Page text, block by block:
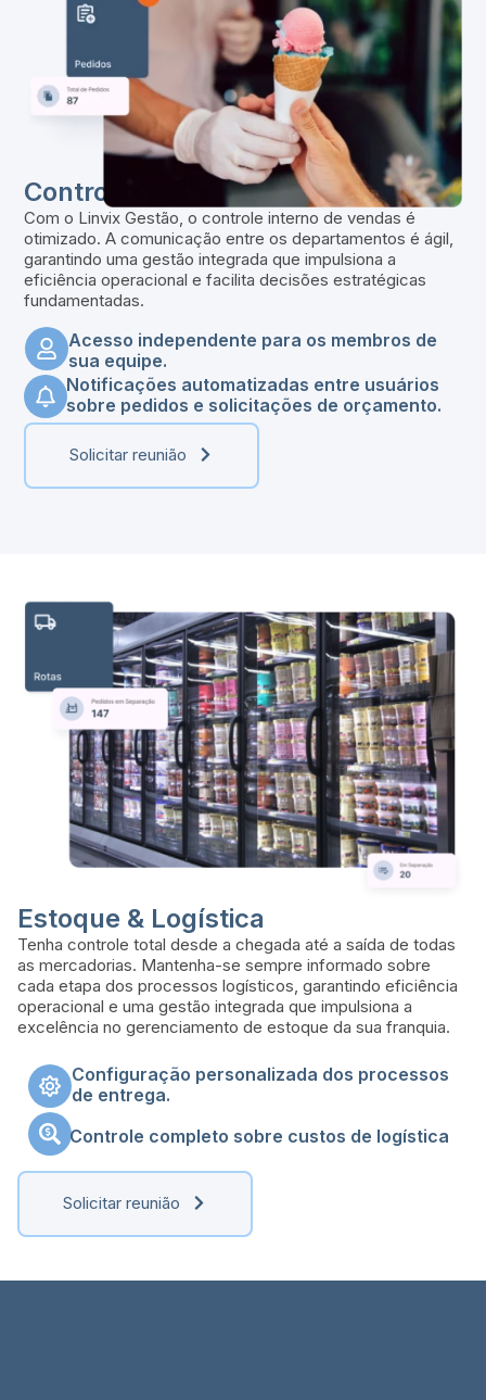
Controle interno de vendas
Com o Linvix Gestão, o controle interno de vendas é
otimizado. A comunicação entre os departamentos é ágil,
garantindo uma gestão integrada que impulsiona a
eficiência operacional e facilita decisões estratégicas
fundamentadas.
Acesso independente para os membros de
sua equipe.
Notificações automatizadas entre usuários
sobre pedidos e solicitações de orçamento.
Solicitar reunião
Estoque & Logística
Tenha controle total desde a chegada até a saída de todas
as mercadorias. Mantenha-se sempre informado sobre
cada etapa dos processos logísticos, garantindo eficiência
operacional e uma gestão integrada que impulsiona a
excelência no gerenciamento de estoque da sua franquia.
Configuração personalizada dos processos
de entrega.
Controle completo sobre custos de logística
Solicitar reunião